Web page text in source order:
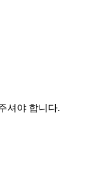
셔야 합니다.